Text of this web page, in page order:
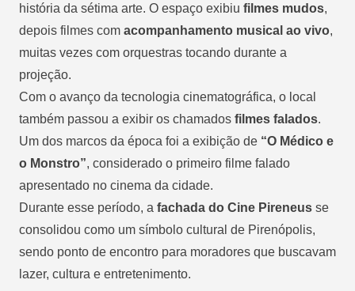
história da sétima arte. O espaço exibiu filmes mudos,
depois filmes com acompanhamento musical ao vivo,
muitas vezes com orquestras tocando durante a
projeção.
Com o avanço da tecnologia cinematográfica, o local
também passou a exibir os chamados filmes falados.
Um dos marcos da época foi a exibição de “O Médico e
o Monstro”, considerado o primeiro filme falado
apresentado no cinema da cidade.
Durante esse período, a fachada do Cine Pireneus se
consolidou como um símbolo cultural de Pirenópolis,
sendo ponto de encontro para moradores que buscavam
lazer, cultura e entretenimento.